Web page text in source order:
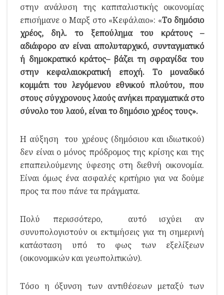
στην ανάλυση της καπιταλιστικής οικονομίας
επισήμανε ο Μαρξ στο «Κεφάλαιο»: «Το δημόσιο
χρέος, δηλ. το ξεπούλημα του κράτους –
αδιάφορο αν είναι απολυταρχικό, συνταγματικό
ή δημοκρατικό κράτος– βάζει τη σφραγίδα του
στην κεφαλαιοκρατική εποχή. Το μοναδικό
κομμάτι του λεγόμενου εθνικού πλούτου, που
στους σύγχρονους λαούς ανήκει πραγματικά στο
σύνολο του λαού, είναι το δημόσιο χρέος τους».
Η αύξηση του χρέους (δημόσιου και ιδιωτικού)
δεν είναι ο μόνος πρόδρομος της κρίσης και της
επαπειλούμενης ύφεσης στη διεθνή οικονομία.
Είναι όμως ένα ασφαλές κριτήριο για να δούμε
προς τα που πάνε τα πράγματα.
Πολύ περισσότερο, αυτό ισχύει αν
συνυπολογιστούν οι εκτιμήσεις για τη σημερινή
κατάσταση υπό το φως των εξελίξεων
(οικονομικών και γεωπολιτικών).
Τόσο η όξυνση των αντιθέσεων μεταξύ των